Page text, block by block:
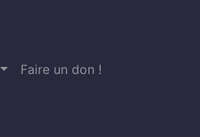
Faire un don !